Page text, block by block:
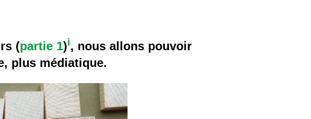
?
(partie 1)i, nous allons pouvoir
plus médiatique.